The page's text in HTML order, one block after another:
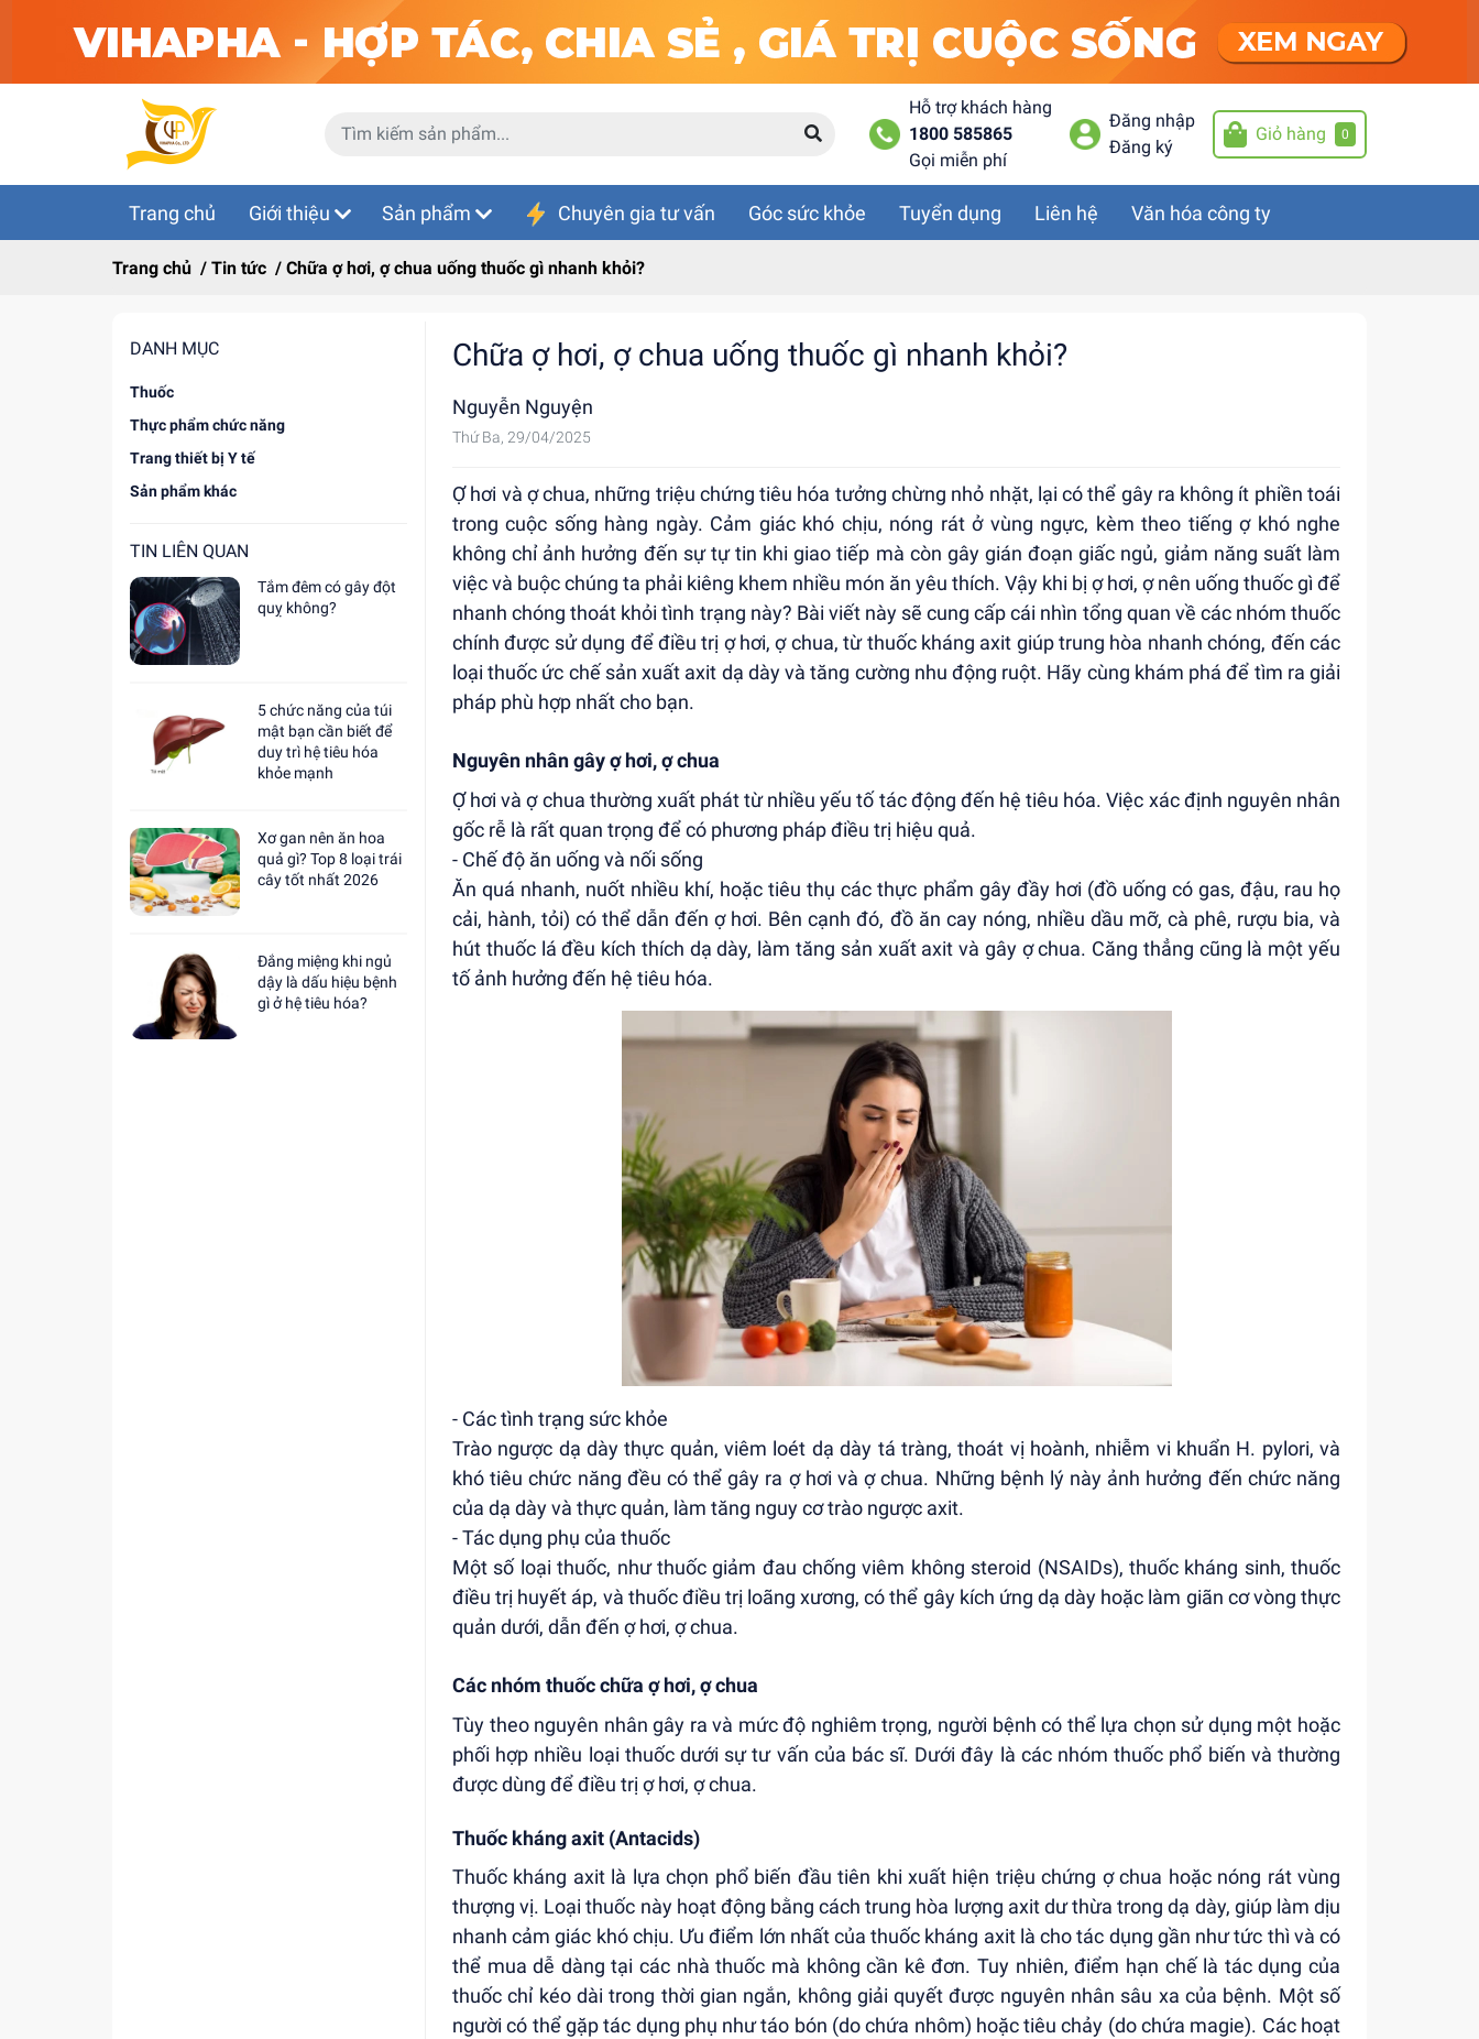
Hỗ trợ khách hàng
1800 585865
Gọi miễn phí
Đăng nhập
Đăng ký
Giỏ hàng 0
Trang chủ Giới thiệu Sản phẩm Chuyên gia tư vấn Góc sức khỏe Tuyển dụng Liên hệ Văn hóa công ty
Trang chủ / Tin tức / Chữa ợ hơi, ợ chua uống thuốc gì nhanh khỏi?
DANH MỤC
Thuốc
Thực phẩm chức năng
Trang thiết bị Y tế
Sản phẩm khác
TIN LIÊN QUAN
Tắm đêm có gây đột
quỵ không?
5 chức năng của túi
mật bạn cần biết để
duy trì hệ tiêu hóa
khỏe mạnh
Xơ gan nên ăn hoa
quả gì? Top 8 loại trái
cây tốt nhất 2026
Đắng miệng khi ngủ
dậy là dấu hiệu bệnh
gì ở hệ tiêu hóa?
Chữa ợ hơi, ợ chua uống thuốc gì nhanh khỏi?
Nguyễn Nguyện
Thứ Ba, 29/04/2025
Ợ hơi và ợ chua, những triệu chứng tiêu hóa tưởng chừng nhỏ nhặt, lại có thể gây ra không ít phiền toái
trong cuộc sống hàng ngày. Cảm giác khó chịu, nóng rát ở vùng ngực, kèm theo tiếng ợ khó nghe
không chỉ ảnh hưởng đến sự tự tin khi giao tiếp mà còn gây gián đoạn giấc ngủ, giảm năng suất làm
việc và buộc chúng ta phải kiêng khem nhiều món ăn yêu thích. Vậy khi bị ợ hơi, ợ nên uống thuốc gì để
nhanh chóng thoát khỏi tình trạng này? Bài viết này sẽ cung cấp cái nhìn tổng quan về các nhóm thuốc
chính được sử dụng để điều trị ợ hơi, ợ chua, từ thuốc kháng axit giúp trung hòa nhanh chóng, đến các
loại thuốc ức chế sản xuất axit dạ dày và tăng cường nhu động ruột. Hãy cùng khám phá để tìm ra giải
pháp phù hợp nhất cho bạn.
Nguyên nhân gây ợ hơi, ợ chua
Ợ hơi và ợ chua thường xuất phát từ nhiều yếu tố tác động đến hệ tiêu hóa. Việc xác định nguyên nhân
gốc rễ là rất quan trọng để có phương pháp điều trị hiệu quả.
- Chế độ ăn uống và nối sống
Ăn quá nhanh, nuốt nhiều khí, hoặc tiêu thụ các thực phẩm gây đầy hơi (đồ uống có gas, đậu, rau họ
cải, hành, tỏi) có thể dẫn đến ợ hơi. Bên cạnh đó, đồ ăn cay nóng, nhiều dầu mỡ, cà phê, rượu bia, và
hút thuốc lá đều kích thích dạ dày, làm tăng sản xuất axit và gây ợ chua. Căng thẳng cũng là một yếu
tố ảnh hưởng đến hệ tiêu hóa.
- Các tình trạng sức khỏe
Trào ngược dạ dày thực quản, viêm loét dạ dày tá tràng, thoát vị hoành, nhiễm vi khuẩn H. pylori, và
khó tiêu chức năng đều có thể gây ra ợ hơi và ợ chua. Những bệnh lý này ảnh hưởng đến chức năng
của dạ dày và thực quản, làm tăng nguy cơ trào ngược axit.
- Tác dụng phụ của thuốc
Một số loại thuốc, như thuốc giảm đau chống viêm không steroid (NSAIDs), thuốc kháng sinh, thuốc
điều trị huyết áp, và thuốc điều trị loãng xương, có thể gây kích ứng dạ dày hoặc làm giãn cơ vòng thực
quản dưới, dẫn đến ợ hơi, ợ chua.
Các nhóm thuốc chữa ợ hơi, ợ chua
Tùy theo nguyên nhân gây ra và mức độ nghiêm trọng, người bệnh có thể lựa chọn sử dụng một hoặc
phối hợp nhiều loại thuốc dưới sự tư vấn của bác sĩ. Dưới đây là các nhóm thuốc phổ biến và thường
được dùng để điều trị ợ hơi, ợ chua.
Thuốc kháng axit (Antacids)
Thuốc kháng axit là lựa chọn phổ biến đầu tiên khi xuất hiện triệu chứng ợ chua hoặc nóng rát vùng
thượng vị. Loại thuốc này hoạt động bằng cách trung hòa lượng axit dư thừa trong dạ dày, giúp làm dịu
nhanh cảm giác khó chịu. Ưu điểm lớn nhất của thuốc kháng axit là cho tác dụng gần như tức thì và có
thể mua dễ dàng tại các nhà thuốc mà không cần kê đơn. Tuy nhiên, điểm hạn chế là tác dụng của
thuốc chỉ kéo dài trong thời gian ngắn, không giải quyết được nguyên nhân sâu xa của bệnh. Một số
người có thể gặp tác dụng phụ như táo bón (do chứa nhôm) hoặc tiêu chảy (do chứa magie). Các hoạt